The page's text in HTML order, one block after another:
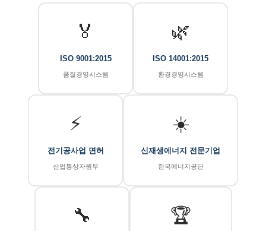
🏅
ISO 9001:2015
품질경영시스템
🌿
ISO 14001:2015
환경경영시스템
⚡
전기공사업 면허
산업통상자원부
☀️
신재생에너지 전문기업
한국에너지공단
🔧 🏆